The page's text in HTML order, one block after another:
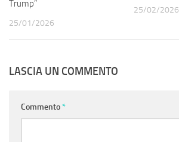
Trump”
25/01/2026
25/02/2026
LASCIA UN COMMENTO
Commento*